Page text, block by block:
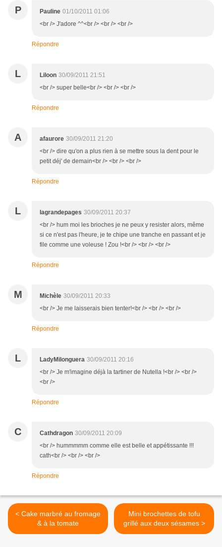
P Pauline 01/10/2011 01:06
<br /> J'adore ^^<br /> <br /> <br />
Répondre
L Liloon 30/09/2011 21:51
<br /> super belle<br /> <br /> <br />
Répondre
A afaurore 30/09/2011 21:20
<br /> dire qu'on a plus rien à se mettre sous la dent pour le
petit déj' de demain<br /> <br /> <br />
Répondre
L lagrandepages 30/09/2011 20:37
<br /> hum moi les brioches je ne peux y resister alors, même
si ce n'est pas l'heure, je te chipe une tranche en passant et je
file comme une voleuse ! Zou !<br /> <br /> <br />
Répondre
M Michèle 30/09/2011 20:33
<br /> Je me laisserais bien tenter!<br /> <br /> <br />
Répondre
L LadyMilonguera 30/09/2011 20:16
<br /> Je m'imagine déjà la tartiner de Nutella !<br /> <br />
<br />
Répondre
C Cathdragon 30/09/2011 20:09
<br /> hummmmm comme elle est belle et appétissante !!!
cath<br /> <br /> <br />
Répondre
< Cake marbré au fromage
& à la tomate
Mini brochettes de tofu
grillé aux deux sésames >